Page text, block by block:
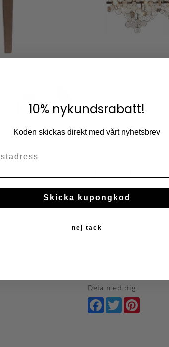
Taklampa
Matstol
En klassisk klädd
en varmbrun bets.
stadig sits, lagom
serie och tyg.
Höjd 87 x
Underrede i
Dela med dig
Facebook
Twitter
10% nykundsrabatt!
Koden skickas direkt med vårt nyhetsbrev
Skicka kupongkod
nej tack